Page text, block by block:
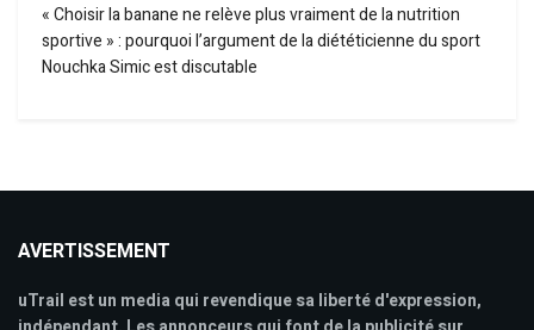
« Choisir la banane ne relève plus vraiment de la nutrition
sportive » : pourquoi l’argument de la diététicienne du sport
Nouchka Simic est discutable
AVERTISSEMENT
uTrail est un media qui revendique sa liberté d'expression,